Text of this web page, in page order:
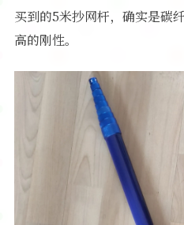
HAM技巧
软件
买到的5米抄网杆，确实是碳
高的刚性。